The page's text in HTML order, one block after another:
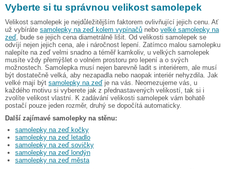
Vyberte si tu správnou velikost samolepek
Velikost samolepek je nejdůležitějším faktorem ovlivňující jejich cenu. Ať
už vybíráte samolepky na zeď kolem vypínačů nebo velké samolepky na
zeď, bude se jejich cena diametrálně lišit. Od velikosti samolepek se
odvíjí nejen jejich cena, ale i náročnost lepení. Zatímco malou samolepku
nalepíte na zeď velmi snadno a téměř kamkoliv, u velkých samolepek
musíte vždy přemýšlet o volném prostoru pro lepení a o svých
možnostech. Samolepka musí nejen barevně ladit s interiérem, ale musí
být dostatečně velká, aby nezapadla nebo naopak interiér nehyzdila. Jak
velké mají být samolepky na zeďje na vás. Neomezujeme vás, u
každého motivu si vyberete jak z přednastavených velikostí, tak si i
zvolíte velikost vlastní. K zadávání velikosti samolepek vám bohatě
postačí pouze jeden rozměr, druhý se dopočítá automaticky.
Další zajímavé samolepky na stěnu:
samolepky na zeď kočky
samolepky na zeď letadlo
samolepky na zeď sovičky
samolepky na zeď londýn
samolepky na zeď města